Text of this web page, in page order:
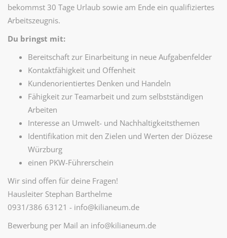
bekommst 30 Tage Urlaub sowie am Ende ein qualifiziertes
Arbeitszeugnis.
Du bringst mit:
Bereitschaft zur Einarbeitung in neue Aufgabenfelder
Kontaktfähigkeit und Offenheit
Kundenorientiertes Denken und Handeln
Fähigkeit zur Teamarbeit und zum selbstständigen
Arbeiten
Interesse an Umwelt- und Nachhaltigkeitsthemen
Identifikation mit den Zielen und Werten der Diözese
Würzburg
einen PKW-Führerschein
Wir sind offen für deine Fragen!
Hausleiter Stephan Barthelme
0931/386 63121 - info@kilianeum.de
Bewerbung per Mail an info@kilianeum.de